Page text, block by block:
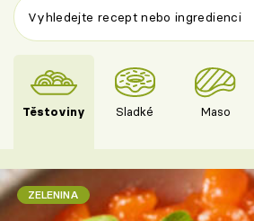
Těstoviny Sladké Maso
ZELENINA